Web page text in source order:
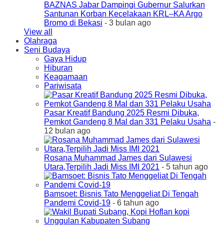
BAZNAS Jabar Dampingi Gubernur Salurkan
Santunan Korban Kecelakaan KRL–KA Argo
Bromo di Bekasi - 3 bulan ago
View all
Olahraga
Seni Budaya
Gaya Hidup
Hiburan
Keagamaan
Pariwisata
Pasar Kreatif Bandung 2025 Resmi Dibuka,
Pemkot Gandeng 8 Mal dan 331 Pelaku Usaha -
12 bulan ago
Rosana Muhammad James dari Sulawesi
Utara,Terpilih Jadi Miss IMI 2021 - 5 tahun ago
Bamsoet: Bisnis Tato Menggeliat Di Tengah
Pandemi Covid-19 - 6 tahun ago